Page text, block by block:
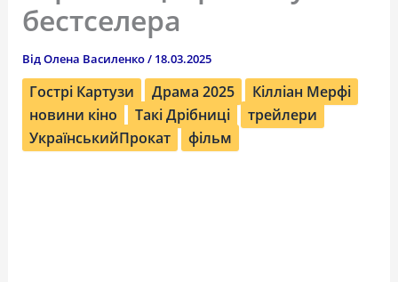
бестселера
ВідОлена Василенко/ 18.03.2025
Гострі Картузи Драма 2025
Кілліан Мерфі
новини кіно
Такі Дрібниці
трейлери
УкраїнськийПрокат
фільм